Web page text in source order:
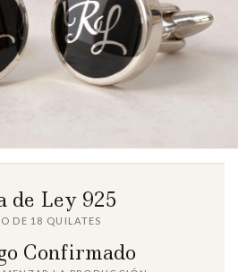
de Ley 925
DE 18 QUILATES
Confirmado